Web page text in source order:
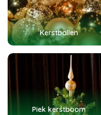
Kerstballen
Piek kerstboom